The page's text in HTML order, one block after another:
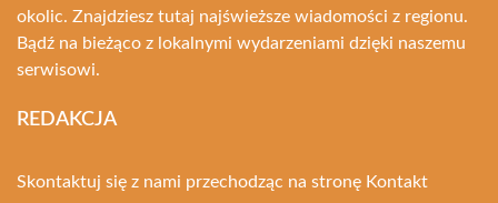
okolic. Znajdziesz tutaj najświeższe wiadomości z regionu.
Bądź na bieżąco z lokalnymi wydarzeniami dzięki naszemu
serwisowi.
REDAKCJA
Skontaktuj się z nami przechodząc na stronę Kontakt